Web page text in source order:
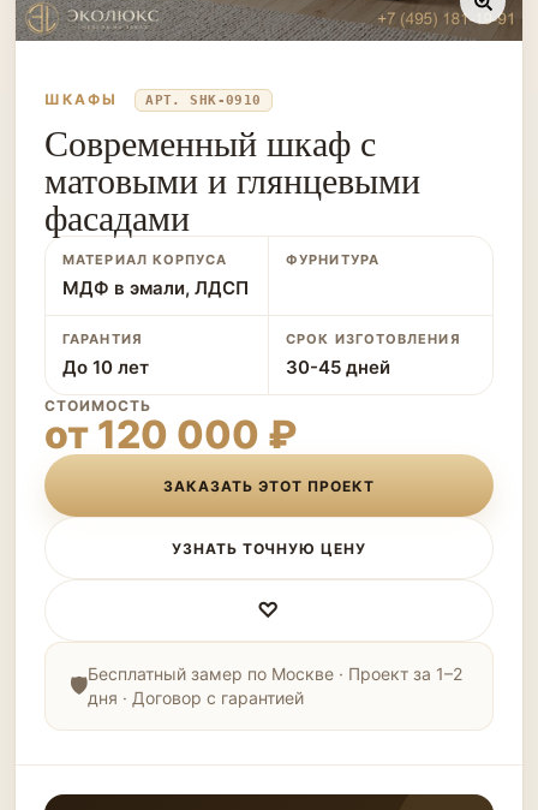
ШКАФЫ АРТ. SHK-0910
Современный шкаф с
матовыми и глянцевыми
фасадами
МАТЕРИАЛ КОРПУСА
МДФ в эмали, ЛДСП
ФУРНИТУРА
ГАРАНТИЯ
До 10 лет
СРОК ИЗГОТОВЛЕНИЯ
30-45 дней
СТОИМОСТЬ
от 120 000 ₽
ЗАКАЗАТЬ ЭТОТ ПРОЕКТ
УЗНАТЬ ТОЧНУЮ ЦЕНУ
♡
Бесплатный замер по Москве · Проект за 1–2
дня · Договор с гарантией